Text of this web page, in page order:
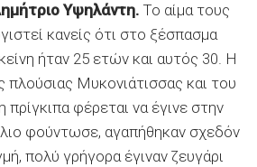
Υψηλάντη. Το αίμα τους
κανείς ότι στο ξέσπασμα
ήταν 25 ετών και αυτός 30. Η
πλούσιας Μυκονιάτισσας και του
φέρεται να έγινε στην
φούντωσε, αγαπήθηκαν σχεδόν
πολύ γρήγορα έγιναν ζευγάρι